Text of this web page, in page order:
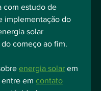
com estudo de
implementação do
solar
começo ao fim.
energia solar em
em contato